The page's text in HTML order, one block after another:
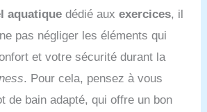
femme maillot menstruel
maillot de bain femme 1
pieces grande taille
femme maillot de bain
femme 2 pieces grande
les rembourrages du
lavage en machine.
aquatique dédié auxexercices, il
pas négliger les éléments qui
et votre sécurité durant la
. Pour cela, pensez à vous
de bain adapté, qui offre un bon